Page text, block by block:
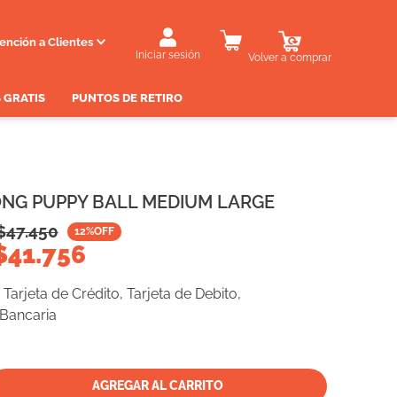
a Clientes
Iniciar sesión Volver a comprar
GRATIS PUNTOS DE RETIRO
PUPPY BALL MEDIUM LARGE
47.450 12%OFF
41.756
Tarjeta de Crédito, Tarjeta de Debito,
AGREGAR AL CARRITO